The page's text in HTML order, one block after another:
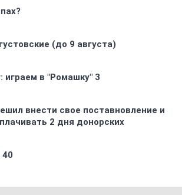
(до 9 августа)
играем в "Ромашку" 3
внести свое поставновление и
2 дня донорских